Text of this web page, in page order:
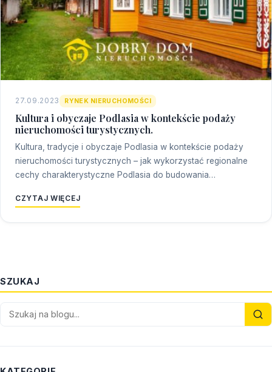
27.09.2023 RYNEK NIERUCHOMOŚCI
Kultura i obyczaje Podlasia w kontekście podaży
nieruchomości turystycznych.
Kultura, tradycje i obyczaje Podlasia w kontekście podaży
nieruchomości turystycznych – jak wykorzystać regionalne
cechy charakterystyczne Podlasia do budowania…
CZYTAJ WIĘCEJ
SZUKAJ